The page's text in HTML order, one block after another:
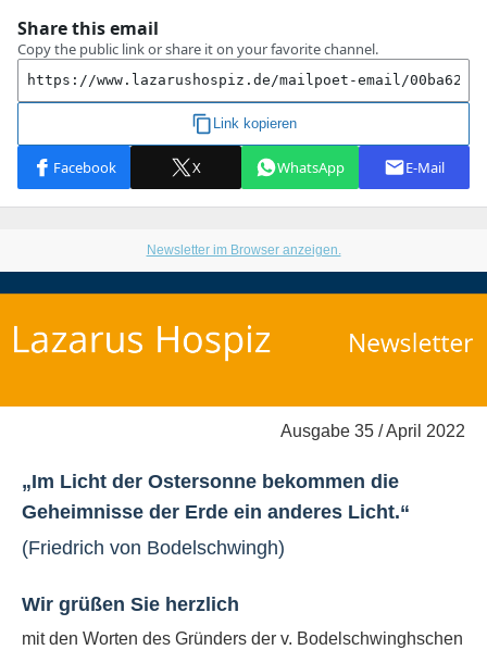
Newsletter im Browser anzeigen.
Ausgabe 35 / April 2022
„Im Licht der Ostersonne bekommen die
Geheimnisse der Erde ein anderes Licht.“
(Friedrich von Bodelschwingh)
Wir grüßen Sie herzlich
mit den Worten des Gründers der v. Bodelschwinghschen